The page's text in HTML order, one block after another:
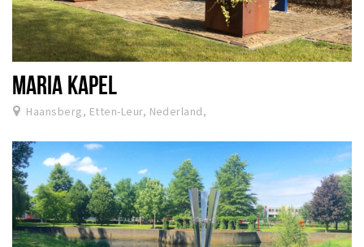
MARIA KAPEL
Haansberg, Etten-Leur, Nederland,